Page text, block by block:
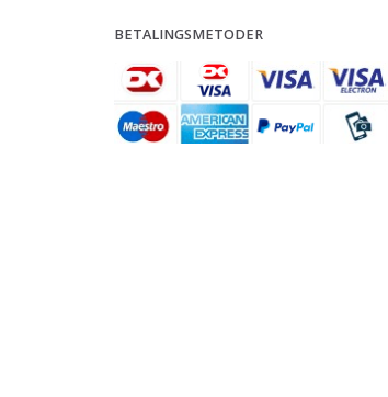
BETALINGSMETODER